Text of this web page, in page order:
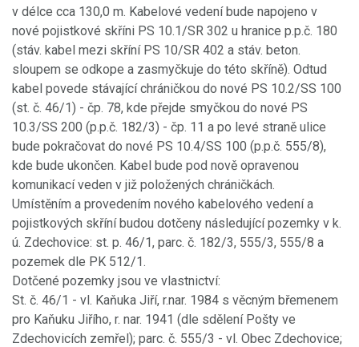
v délce cca 130,0 m. Kabelové vedení bude napojeno v
nové pojistkové skříni PS 10.1/SR 302 u hranice p.p.č. 180
(stáv. kabel mezi skříní PS 10/SR 402 a stáv. beton.
sloupem se odkope a zasmyčkuje do této skříně). Odtud
kabel povede stávající chráničkou do nové PS 10.2/SS 100
(st. č. 46/1) - čp. 78, kde přejde smyčkou do nové PS
10.3/SS 200 (p.p.č. 182/3) - čp. 11 a po levé straně ulice
bude pokračovat do nové PS 10.4/SS 100 (p.p.č. 555/8),
kde bude ukončen. Kabel bude pod nově opravenou
komunikací veden v již položených chráničkách.
Umístěním a provedením nového kabelového vedení a
pojistkových skříní budou dotčeny následující pozemky v k.
ú. Zdechovice: st. p. 46/1, parc. č. 182/3, 555/3, 555/8 a
pozemek dle PK 512/1.
Dotčené pozemky jsou ve vlastnictví:
St. č. 46/1 - vl. Kaňuka Jiří, r.nar. 1984 s věcným břemenem
pro Kaňuku Jiřího, r. nar. 1941 (dle sdělení Pošty ve
Zdechovicích zemřel); parc. č. 555/3 - vl. Obec Zdechovice;